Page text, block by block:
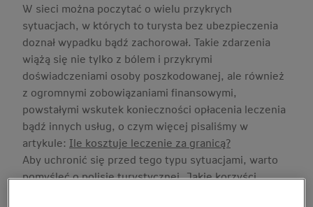
W sieci można poczytać o wielu przykrych
sytuacjach, w których to turysta bez ubezpieczenia
doznał wypadku bądź zachorował. Takie zdarzenia
wiążą się nie tylko z bólem i przykrymi
doświadczeniami osoby poszkodowanej, ale również
z ogromnymi zobowiązaniami finansowymi,
powstałymi wskutek konieczności opłacenia leczenia
bądź innych usług, o czym więcej pisaliśmy w
artykule: Ile kosztuje leczenie za granicą?
Aby uchronić się przed tego typu sytuacjami, warto
pomyśleć o polisie turystycznej. Jakie korzyści